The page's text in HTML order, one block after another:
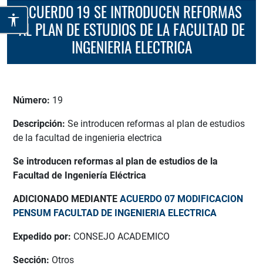
ACUERDO 19 SE INTRODUCEN REFORMAS
AL PLAN DE ESTUDIOS DE LA FACULTAD DE
INGENIERIA ELECTRICA
Número: 19
Descripción: Se introducen reformas al plan de estudios
de la facultad de ingenieria electrica
Se introducen reformas al plan de estudios de la
Facultad de Ingeniería Eléctrica
ADICIONADO MEDIANTE ACUERDO 07 MODIFICACION
PENSUM FACULTAD DE INGENIERIA ELECTRICA
Expedido por: CONSEJO ACADEMICO
Sección: Otros